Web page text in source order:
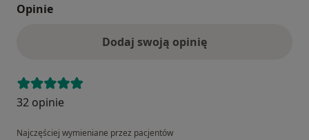
Opinie
Dodaj swoją opinię
32 opinie
Najczęściej wymieniane przez pacjentów